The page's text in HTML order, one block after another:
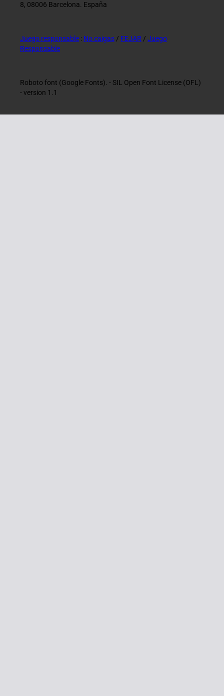
8, 08006 Barcelona. España
Juego responsable : No caigas / FEJAR / Juego
Responsable
Roboto font (Google Fonts). - SIL Open Font License (OFL)
- version 1.1